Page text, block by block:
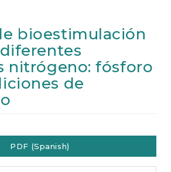
bioestimulación
nitrógeno: fósforo
de
PDF (Spanish)